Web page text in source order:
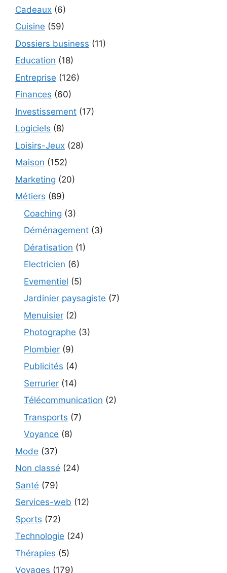
Cadeaux (6)
Cuisine (59)
Dossiers business (11)
Education (18)
Entreprise (126)
Finances (60)
Investissement (17)
Logiciels (8)
Loisirs-Jeux (28)
Maison (152)
Marketing (20)
Métiers (89)
Coaching (3)
Déménagement (3)
Dératisation (1)
Electricien (6)
Evementiel (5)
Jardinier paysagiste (7)
Menuisier (2)
Photographe (3)
Plombier (9)
Publicités (4)
Serrurier (14)
Télécommunication (2)
Transports (7)
Voyance (8)
Mode (37)
Non classé (24)
Santé (79)
Services-web (12)
Sports (72)
Technologie (24)
Thérapies (5)
Voyages (179)